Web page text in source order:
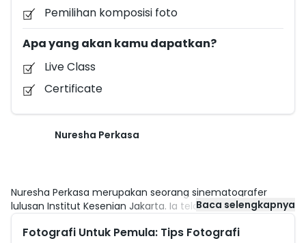
Pemilihan komposisi foto
Apa yang akan kamu dapatkan?
Live Class
Certificate
Nuresha Perkasa
Nuresha Perkasa merupakan seorang sinematografer
lulusan Institut Kesenian Jakarta. Ia telah bergelut di dunia
sinematografi sejak tahun 2001.
Baca selengkapnya
Fotografi Untuk Pemula: Tips Fotografi